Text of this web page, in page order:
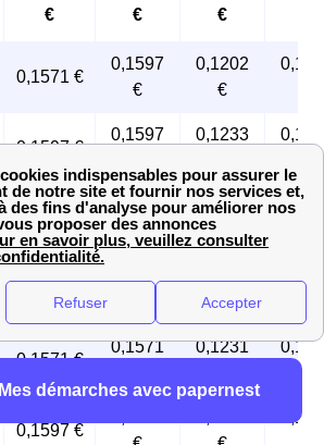
€
€
€
0,1571 €
0,1597
€
0,1202
€
0,1597 €
0,1597
0,1233
0,1597 €
0,1597
€
0,1240
€
0,1571 €
0,1571
0,1231
0,1597 €
Mes démarches avec papernest